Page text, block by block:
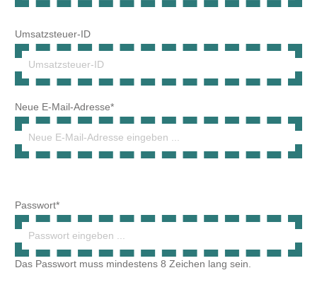
Passwort*
Das Passwort muss mindestens 8 Zeichen lang sein.
Ihre Adresse